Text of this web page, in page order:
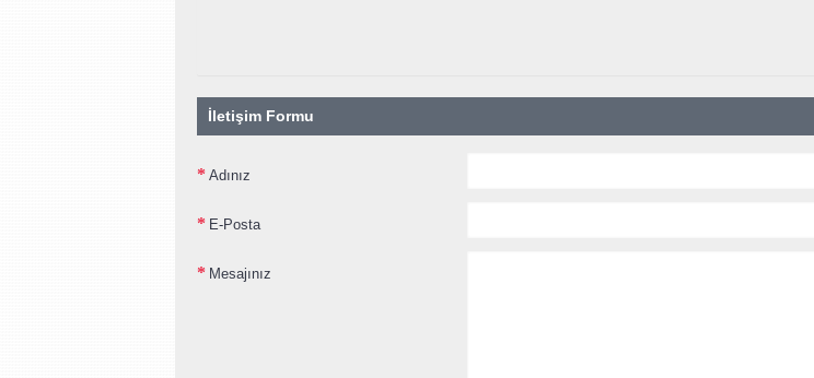
İletişim Formu
Adınız
E-Posta
Mesajınız